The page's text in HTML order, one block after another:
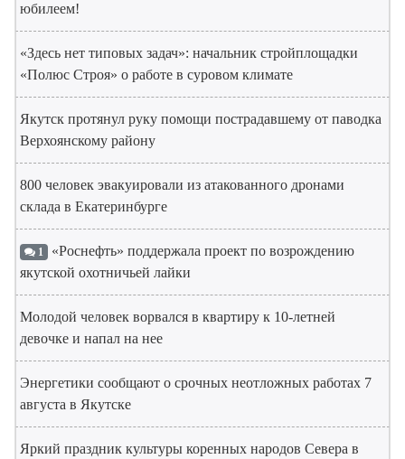
юбилеем!
«Здесь нет типовых задач»: начальник стройплощадки
«Полюс Строя» о работе в суровом климате
Якутск протянул руку помощи пострадавшему от паводка
Верхоянскому району
800 человек эвакуировали из атакованного дронами
склада в Екатеринбурге
1 «Роснефть» поддержала проект по возрождению
якутской охотничьей лайки
Молодой человек ворвался в квартиру к 10-летней
девочке и напал на нее
Энергетики сообщают о срочных неотложных работах 7
августа в Якутске
Яркий праздник культуры коренных народов Севера в